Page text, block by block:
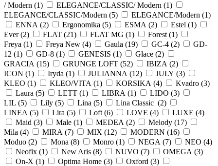
/ Modern (1) ELEGANCE/CLASSIC/ Modern (1)
ELEGANCE/CLASSIC/Modern (5) ELEGANCE/Modern (1)
ENNA (2) Ergonomika (5) ESMA (2) Estel (1)
Ever (2) FLAT (21) FLAT MG (1) Forest (1)
Freya (1) Freya New (4) Gaula (19) GC-4 (2)
GD-
12 (1) GD-8 (1) GENESIS (1) Glace (2)
GRACIA (15) GRUNGE LOFT (52) IBIZA (2)
ICON (1) Iryda (1) JULIANNA (12) JULY (3)
KLEO (1) KLEO/VITA (1) KORSIKA (4) Kvadro (3)
Laura (5) LETT (1) LIBRA (1) LIDO (3)
LIL (5) Lily (5) Lina (5) Lina Classic (2)
LINEA (5) Lira (5) Loft (6) LOVE (4) LUXE (4)
Maid (3) Male (1) MEDEA (2) Melody (17)
Mila (4) MIRA (7) MIX (12) MODERN (16)
Moduo (2) Mona (8) Monro (1) NEGA (7) NEO (4)
Neofix (1) New Aris (8) NUVO (7) OMEGA (3)
On-X (1) Optima Home (3) Oxford (3)